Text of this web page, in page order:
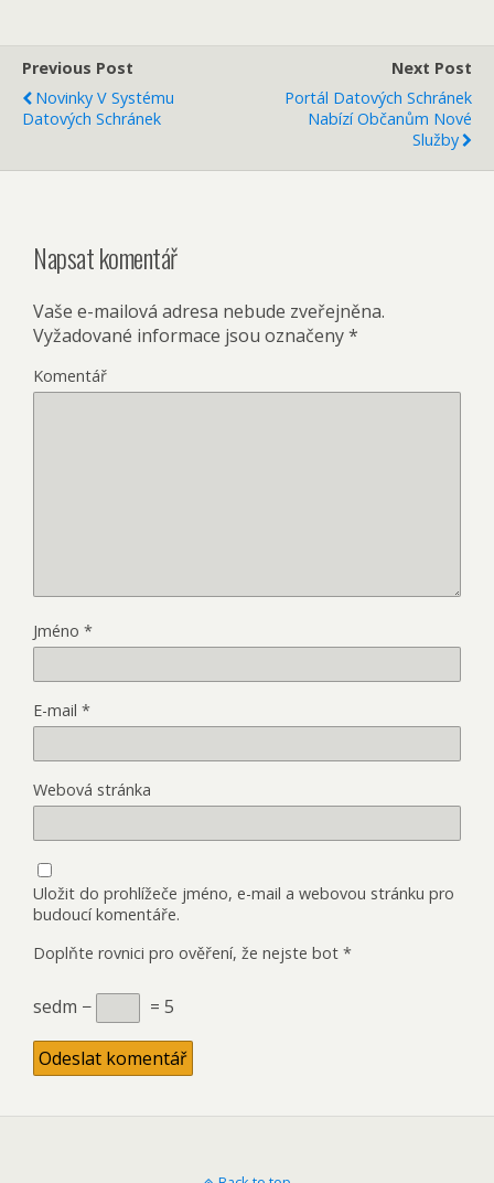
Previous Post
Novinky V Systému
Datových Schránek
Next Post
Portál Datových Schránek
Nabízí Občanům Nové
Služby
Napsat komentář
Vaše e-mailová adresa nebude zveřejněna.
Vyžadované informace jsou označeny*
Komentář
Jméno *
E-mail *
Webová stránka
Uložit do prohlížeče jméno, e-mail a webovou stránku pro
budoucí komentáře.
Doplňte rovnici pro ověření, že nejste bot *
sedm − = 5